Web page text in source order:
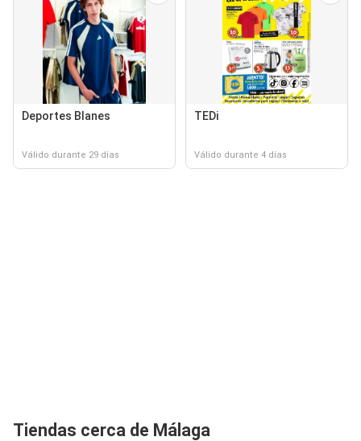
Deportes Blanes
Válido durante 29 días
TEDi
Válido durante 4 días
Tiendas cerca de Málaga